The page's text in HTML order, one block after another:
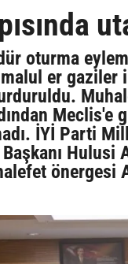
oturma
er gaziler
İYİ Parti
Hulusi
önergesi